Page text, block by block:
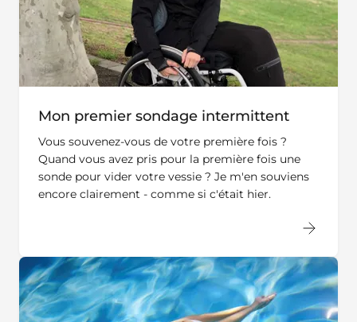
Mon premier sondage intermittent
Vous souvenez-vous de votre première fois ?
Quand vous avez pris pour la première fois une
sonde pour vider votre vessie ? Je m'en souviens
encore clairement - comme si c'était hier.